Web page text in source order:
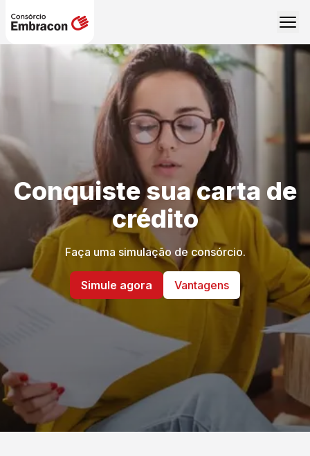
Conquiste sua carta de
crédito
Faça uma simulação de consórcio.
Simule agora Vantagens